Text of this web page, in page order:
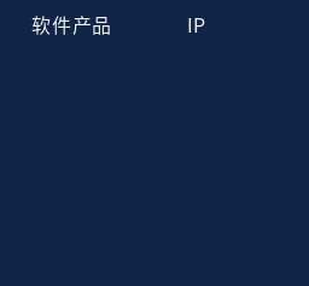
软件产品 IP